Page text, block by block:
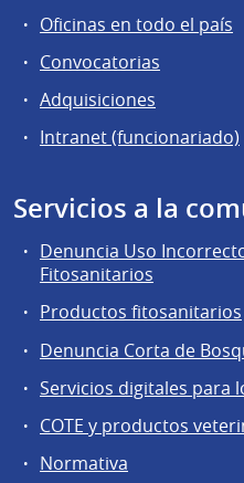
Oficinas en todo el país
Convocatorias
Adquisiciones
Intranet (funcionariado)
Servicios a la
Denuncia Uso
Fitosanitarios
Productos fitosanitarios
Denuncia Corta de
Servicios digitales para
COTE y productos
Normativa